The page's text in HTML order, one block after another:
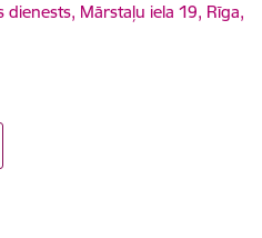
Mārstaļu iela 19, Rīga,